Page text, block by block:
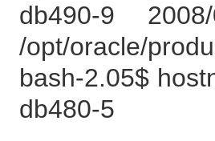
db490-9
/opt/oracle/
bash-2.05$
db480-5